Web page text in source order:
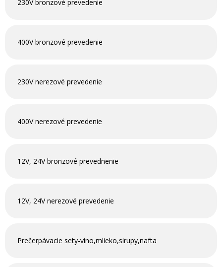
230V bronzové prevedenie
400V bronzové prevedenie
230V nerezové prevedenie
400V nerezové prevedenie
12V, 24V bronzové prevednenie
12V, 24V nerezové prevedenie
Prečerpávacie sety-víno,mlieko,sirupy,nafta